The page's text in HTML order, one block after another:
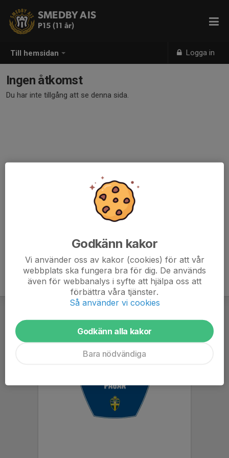
Till hemsidan Logga in
SMEDBY AIS
P15 (11 år)
Ingen åtkomst
Du har inte tillgång att se denna sida.
Godkänn kakor
Vi använder oss av kakor (cookies) för att vår
webbplats ska fungera bra för dig. De används
även för webbanalys i syfte att hjälpa oss att
förbättra våra tjänster.
Så använder vi cookies
Godkänn alla kakor
Bara nödvändiga